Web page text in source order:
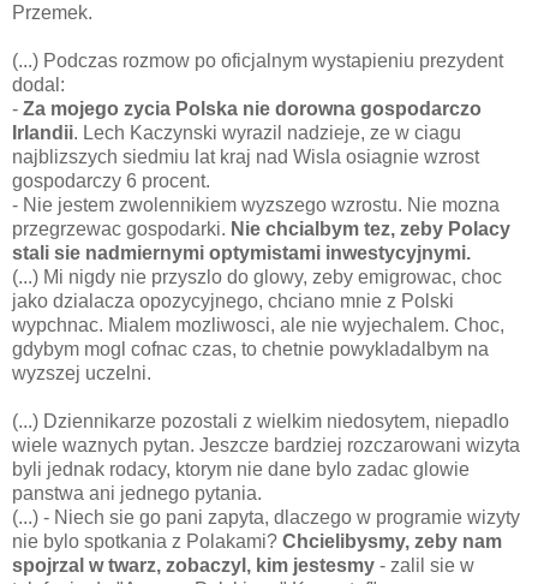
Przemek.
(...) Podczas rozmow po oficjalnym wystapieniu prezydent
dodal:
- Za mojego zycia Polska nie dorowna gospodarczo
Irlandii. Lech Kaczynski wyrazil nadzieje, ze w ciagu
najblizszych siedmiu lat kraj nad Wisla osiagnie wzrost
gospodarczy 6 procent.
- Nie jestem zwolennikiem wyzszego wzrostu. Nie mozna
przegrzewac gospodarki. Nie chcialbym tez, zeby Polacy
stali sie nadmiernymi optymistami inwestycyjnymi.
(...) Mi nigdy nie przyszlo do glowy, zeby emigrowac, choc
jako dzialacza opozycyjnego, chciano mnie z Polski
wypchnac. Mialem mozliwosci, ale nie wyjechalem. Choc,
gdybym mogl cofnac czas, to chetnie powykladalbym na
wyzszej uczelni.
(...) Dziennikarze pozostali z wielkim niedosytem, niepadlo
wiele waznych pytan. Jeszcze bardziej rozczarowani wizyta
byli jednak rodacy, ktorym nie dane bylo zadac glowie
panstwa ani jednego pytania.
(...) - Niech sie go pani zapyta, dlaczego w programie wizyty
nie bylo spotkania z Polakami? Chcielibysmy, zeby nam
spojrzal w twarz, zobaczyl, kim jestesmy - zalil sie w